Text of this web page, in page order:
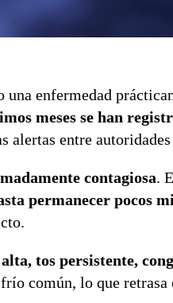
una enfermedad
meses se han
alertas entre
contagiosa.
permanecer pocos
tos persistente,
común, lo que